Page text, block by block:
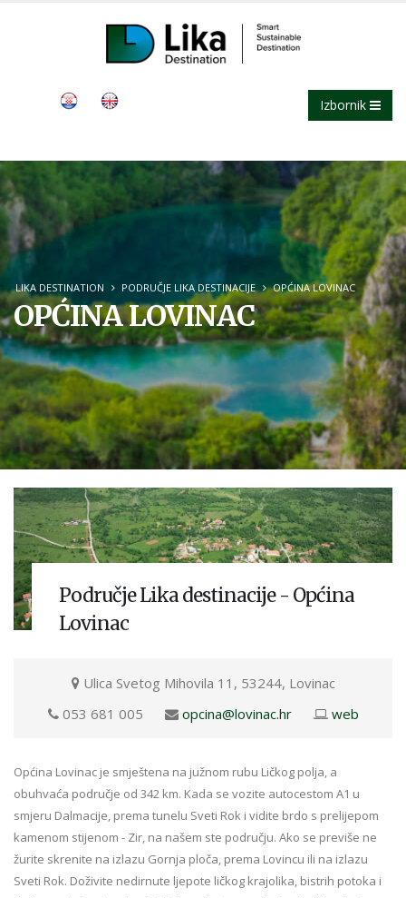
Izbornik
LIKA DESTINATION PODRUČJE LIKA DESTINACIJE OPĆINA LOVINAC
OPĆINA LOVINAC
Područje Lika destinacije - Općina
Lovinac
Ulica Svetog Mihovila 11, 53244, Lovinac
053 681 005
opcina@lovinac.hr web
Općina Lovinac je smještena na južnom rubu Ličkog polja, a
obuhvaća područje od 342 km. Kada se vozite autocestom A1 u
smjeru Dalmacije, prema tunelu Sveti Rok i vidite brdo s prelijepom
kamenom stijenom - Zir, na našem ste području. Ako se previše ne
žurite skrenite na izlazu Gornja ploča, prema Lovincu ili na izlazu
Sveti Rok. Doživite nedirnute ljepote ličkog krajolika, bistrih potoka i